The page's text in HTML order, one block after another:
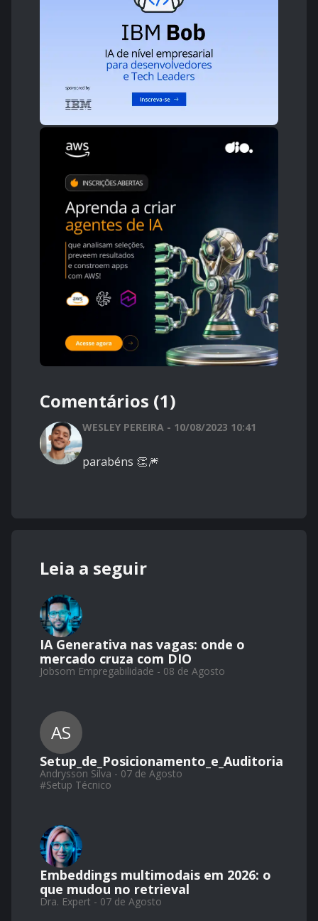
Comentários (1)
WESLEY PEREIRA - 10/08/2023 10:41
parabéns 👏🎆
Leia a seguir
IA Generativa nas vagas: onde o
mercado cruza com DIO
Jobsom Empregabilidade - 08 de Agosto
AS
Setup_de_Posicionamento_e_Auditoria
Andrysson Silva - 07 de Agosto
#Setup Técnico
Embeddings multimodais em 2026: o
que mudou no retrieval
Dra. Expert - 07 de Agosto